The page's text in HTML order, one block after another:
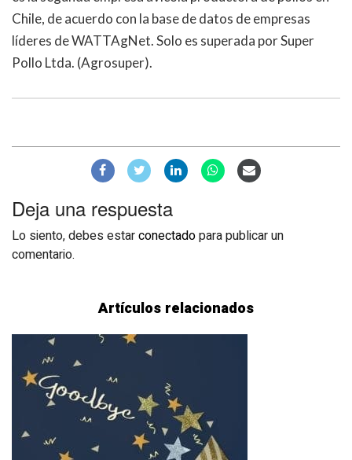
Chile, de acuerdo con la base de datos de empresas
líderes de WATTAgNet. Solo es superada por Super
Pollo Ltda. (Agrosuper).
Deja una respuesta
Lo siento, debes estarconectadopara publicar un
comentario.
Artículos relacionados